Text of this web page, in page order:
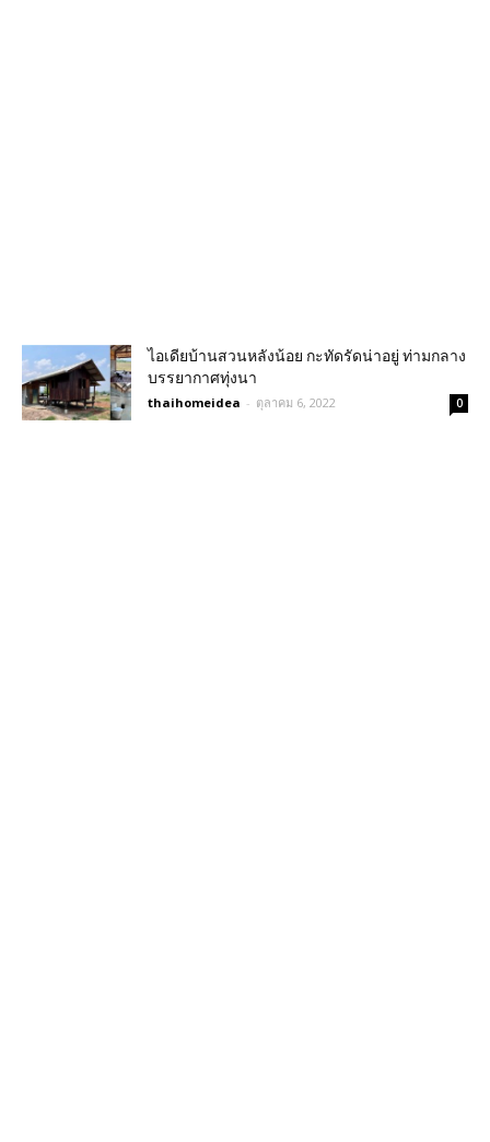
ไอเดียบ้านสวนหลังน้อย กะทัดรัดน่าอยู่ ท่ามกลาง
บรรยากาศทุ่งนา
thaihomeidea - ตุลาคม 6, 2022 0